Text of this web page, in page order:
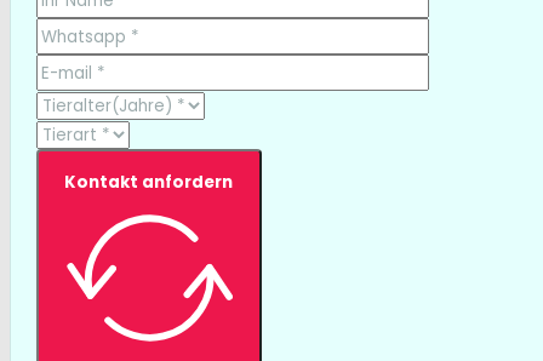
Kontakt anfordern